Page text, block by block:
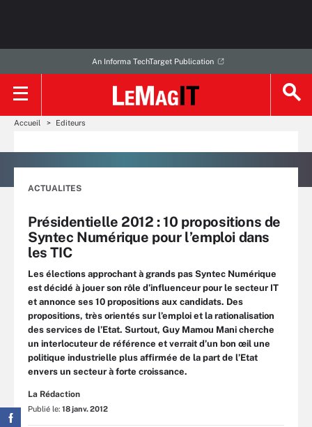
An Informa TechTarget Publication
Accueil Editeurs
ACTUALITES
Présidentielle 2012 : 10 propositions de
Syntec Numérique pour l’emploi dans
les TIC
Les élections approchant à grands pas Syntec Numérique
est décidé à jouer son rôle d’influenceur pour le secteur IT
et annonce ses 10 propositions aux candidats. Des
propositions, très orientés sur l’emploi et la rationalisation
des services de l’Etat. Surtout, Guy Mamou Mani cherche
un interlocuteur de référence et verrait d’un bon œil une
politique industrielle plus affirmée de la part de l’Etat
envers un secteur à forte croissance.
La Rédaction
Publié le: 18 janv. 2012